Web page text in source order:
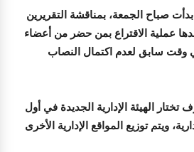
بدأت صباح الجمعة، بمناقشة التقريرين
عملية الاقتراع بمن حضر من أعضاء
في وقت سابق لعدم اكتمال النصاب
تختار الهيئة الإدارية الجديدة في أول
ويتم توزيع المواقع الإدارية الأخرى